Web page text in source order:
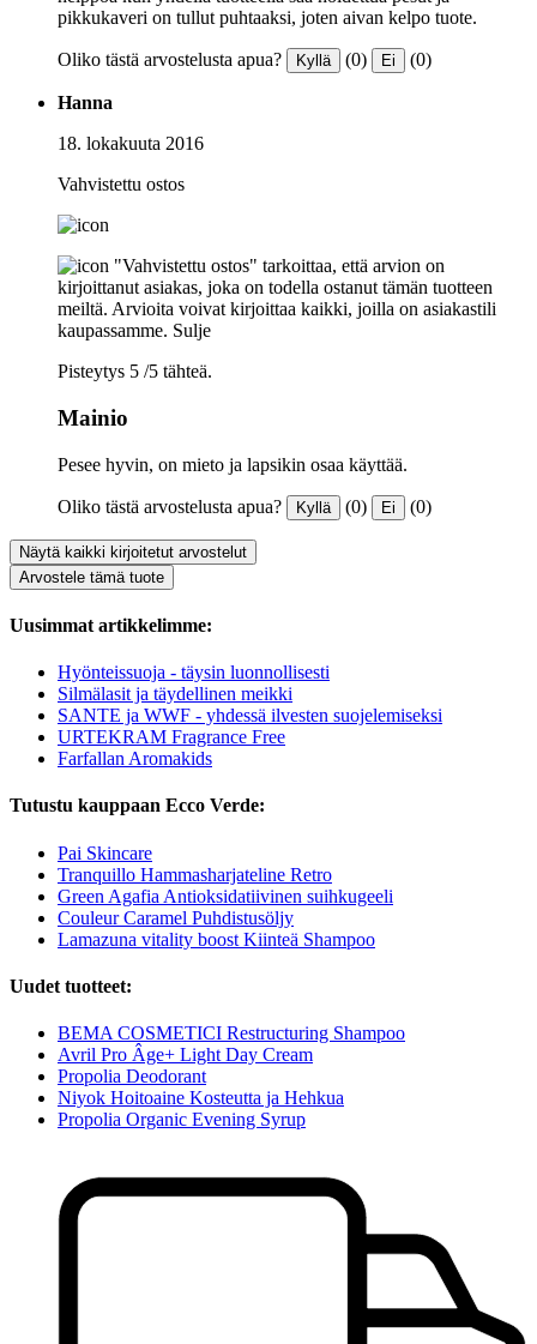
pikkukaveri on tullut puhtaaksi, joten aivan kelpo tuote.
Oliko tästä arvostelusta apua? Kyllä (0) Ei (0)
Hanna
18. lokakuuta 2016
Vahvistettu ostos
"Vahvistettu ostos" tarkoittaa, että arvion on
kirjoittanut asiakas, joka on todella ostanut tämän tuotteen
meiltä. Arvioita voivat kirjoittaa kaikki, joilla on asiakastili
kaupassamme. Sulje
Pisteytys 5 /5 tähteä.
Mainio
Pesee hyvin, on mieto ja lapsikin osaa käyttää.
Oliko tästä arvostelusta apua? Kyllä (0) Ei (0)
Näytä kaikki kirjoitetut arvostelut
Arvostele tämä tuote
Uusimmat artikkelimme:
Hyönteissuoja - täysin luonnollisesti
Silmälasit ja täydellinen meikki
SANTE ja WWF - yhdessä ilvesten suojelemiseksi
URTEKRAM Fragrance Free
Farfallan Aromakids
Tutustu kauppaan Ecco Verde:
Pai Skincare
Tranquillo Hammasharjateline Retro
Green Agafia Antioksidatiivinen suihkugeeli
Couleur Caramel Puhdistusöljy
Lamazuna vitality boost Kiinteä Shampoo
Uudet tuotteet:
BEMA COSMETICI Restructuring Shampoo
Avril Pro Âge+ Light Day Cream
Propolia Deodorant
Niyok Hoitoaine Kosteutta ja Hehkua
Propolia Organic Evening Syrup